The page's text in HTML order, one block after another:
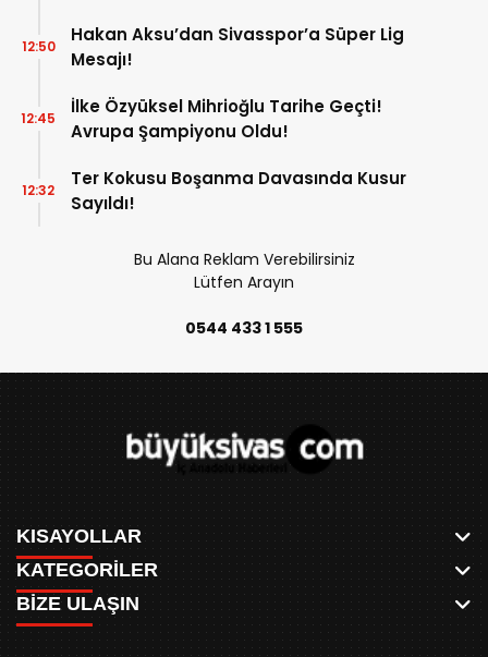
Hakan Aksu’dan Sivasspor’a Süper Lig
Mesajı!
12:50
İlke Özyüksel Mihrioğlu Tarihe Geçti!
Avrupa Şampiyonu Oldu!
12:45
Ter Kokusu Boşanma Davasında Kusur
Sayıldı!
12:32
Bu Alana Reklam Verebilirsiniz
Lütfen Arayın
0544 433 1 555
KISAYOLLAR
ANASAYFA
AKSU CANLI
MEYDAN CANLI
KATEGORİLER
WHATSAPP
SPOR
BİZE ULAŞIN